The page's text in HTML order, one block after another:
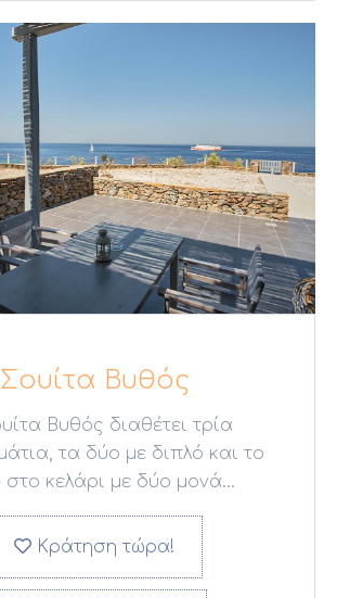
Σουίτα Βυθός
Βυθός διαθέτει τρία
τα δύο με διπλό και το
στο κελάρι με δύο μονά...
Κράτηση τώρα!